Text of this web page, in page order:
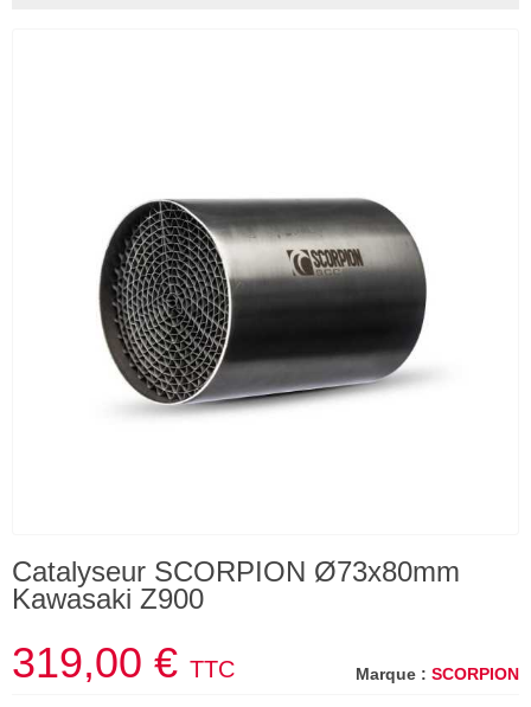
Catalyseur SCORPION Ø73x80mm
Kawasaki Z900
Marque : SCORPION
319,00 € TTC